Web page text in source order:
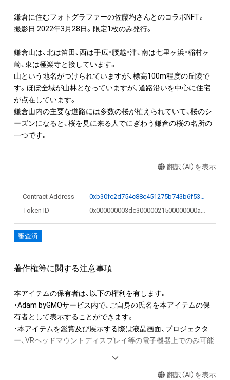
鎌倉に住むフォトグラファーの佐藤均さんとのコラボNFT。
撮影日 2022年3月28日。限定1枚のみ発行。
鎌倉山は、北は笛田、西は手広・腰越・津、南は七里ヶ浜・稲村ヶ
崎、東は極楽寺と接しています。
山という地名がつけられていますが、標高100m程度の丘陵で
す。ほぼ全域が山林となっていますが、道路沿いを中心に住宅
が点在しています。
鎌倉山内の主要な道路には多数の桜が植えられていて、桜のシ
ーズンになると、桜を見に来る人でにぎわう鎌倉の桜の名所の
一つです。
翻訳（AI）を表示
Contract Address
0xb30fc2d754c88c451275b743b6f530f19f643683
Token ID
0x000000003dc30000021500000000a842
審査済
著作権等に関する注意事項
本アイテムの保有者は、以下の権利を有します。
・Adam byGMOサービス内で、ご自身の氏名を本アイテムの保
有者として表示することができます。
・本アイテムを鑑賞及び展示する際は液晶画面、プロジェクタ
ー、VRヘッドマウントディスプレイ等の電子機器上でのみ可能
翻訳（AI）を表示